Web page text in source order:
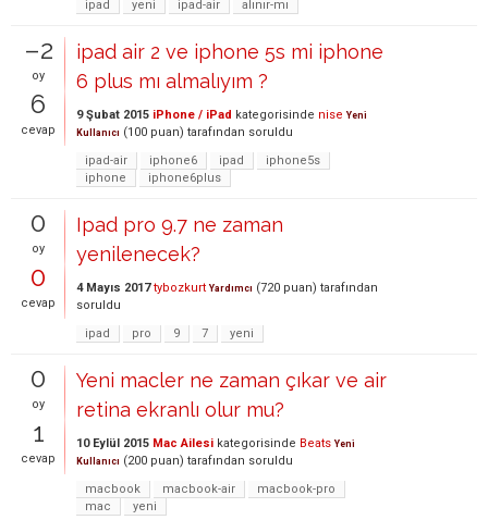
ipad
yeni ipad-air alınır-mı
–2
oy
6
cevap
ipad air 2 ve iphone 5s mi iphone
6 plus mı almalıyım ?
9 Şubat 2015 iPhone / iPad kategorisinde nise Yeni
Kullanıcı (100 puan) tarafından soruldu
ipad-air
iphone6 ipad
iphone5s
iphone
iphone6plus
0
oy
0
cevap
Ipad pro 9.7 ne zaman
yenilenecek?
4 Mayıs 2017 tybozkurt Yardımcı (720 puan) tarafından
soruldu
ipad
pro 9 7 yeni
0
oy
1
cevap
Yeni macler ne zaman çıkar ve air
retina ekranlı olur mu?
10 Eylül 2015 Mac Ailesi kategorisinde Beats Yeni
Kullanıcı (200 puan) tarafından soruldu
macbook
macbook-air
macbook-pro
mac
yeni